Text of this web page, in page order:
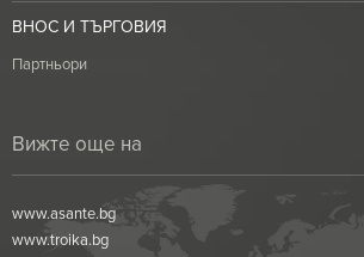
ВНОС И ТЪРГОВИЯ
Партньори
Вижте още на
www.asante.bg
www.troika.bg